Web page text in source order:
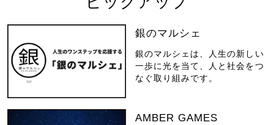
銀のマルシェ
銀のマルシェは、人生の新しい
一歩に光を当て、人と社会をつ
なぐ取り組みです。
AMBER GAMES